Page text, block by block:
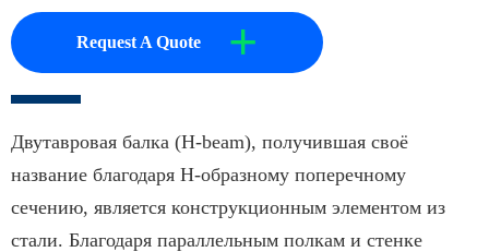
Request A Quote +
Двутавровая балка (H-beam), получившая своё
название благодаря Н-образному поперечному
сечению, является конструкционным элементом из
стали. Благодаря параллельным полкам и стенке